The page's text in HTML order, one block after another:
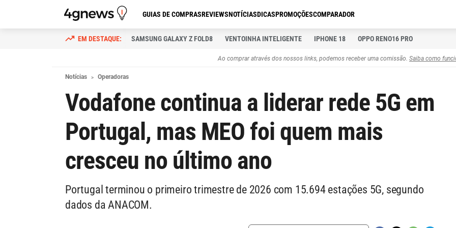
GUIAS DE COMPRASREVIEWSNOTÍCIASDICASPROMOÇÕESCOMPARADOR
SAMSUNG GALAXY Z FOLD8 VENTOINHA INTELIGENTE IPHONE 18 OPPO RENO16 PRO
Ao comprar através dos nossos links, podemos receber uma comissão. Saiba como
Notícias Operadoras
Vodafone continua a liderar rede 5G em
Portugal, mas MEO foi quem mais
cresceu no último ano
Portugal terminou o primeiro trimestre de 2026 com 15.694 estações 5G, segundo
dados da ANACOM.